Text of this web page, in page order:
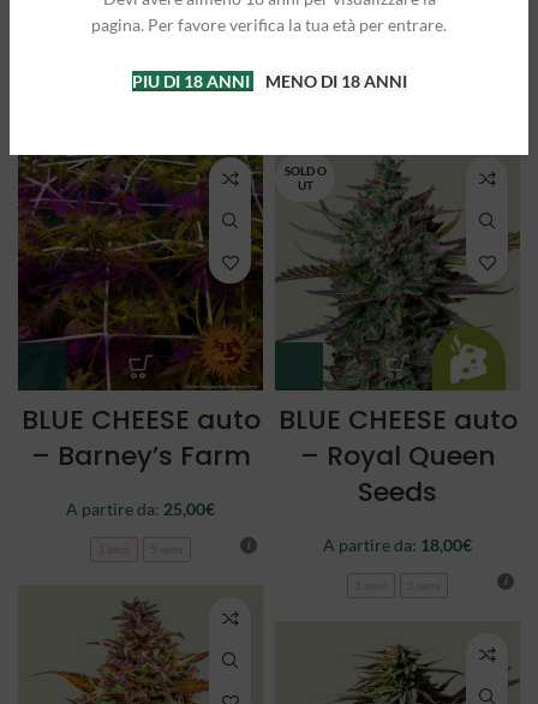
pagina. Per favore verifica la tua età per entrare.
PIU DI 18 ANNI MENO DI 18 ANNI
Queen Seeds
A partire da:25,00€
Queen Seeds
BLUE CHEESE auto
– Barney’s Farm
A partire da: 25,00€
3 semi
SOLD O
UT
BLUE CHEESE auto
– Royal Queen
Seeds
A partire da: 18,00€